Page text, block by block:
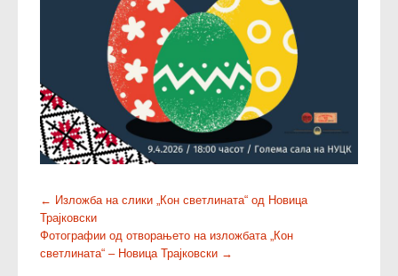
P
o
s
← Изложба на слики „Кон светлината“ од Новица
Трајковски
Фотографии од отворањето на изложбата „Кон
светлината“ – Новица Трајковски →